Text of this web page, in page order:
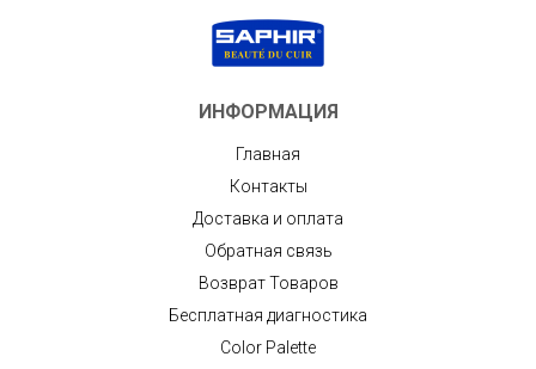
ИНФОРМАЦИЯ
Главная
Контакты
Доставка и оплата
Обратная связь
Возврат Товаров
Бесплатная диагностика
Color Palette